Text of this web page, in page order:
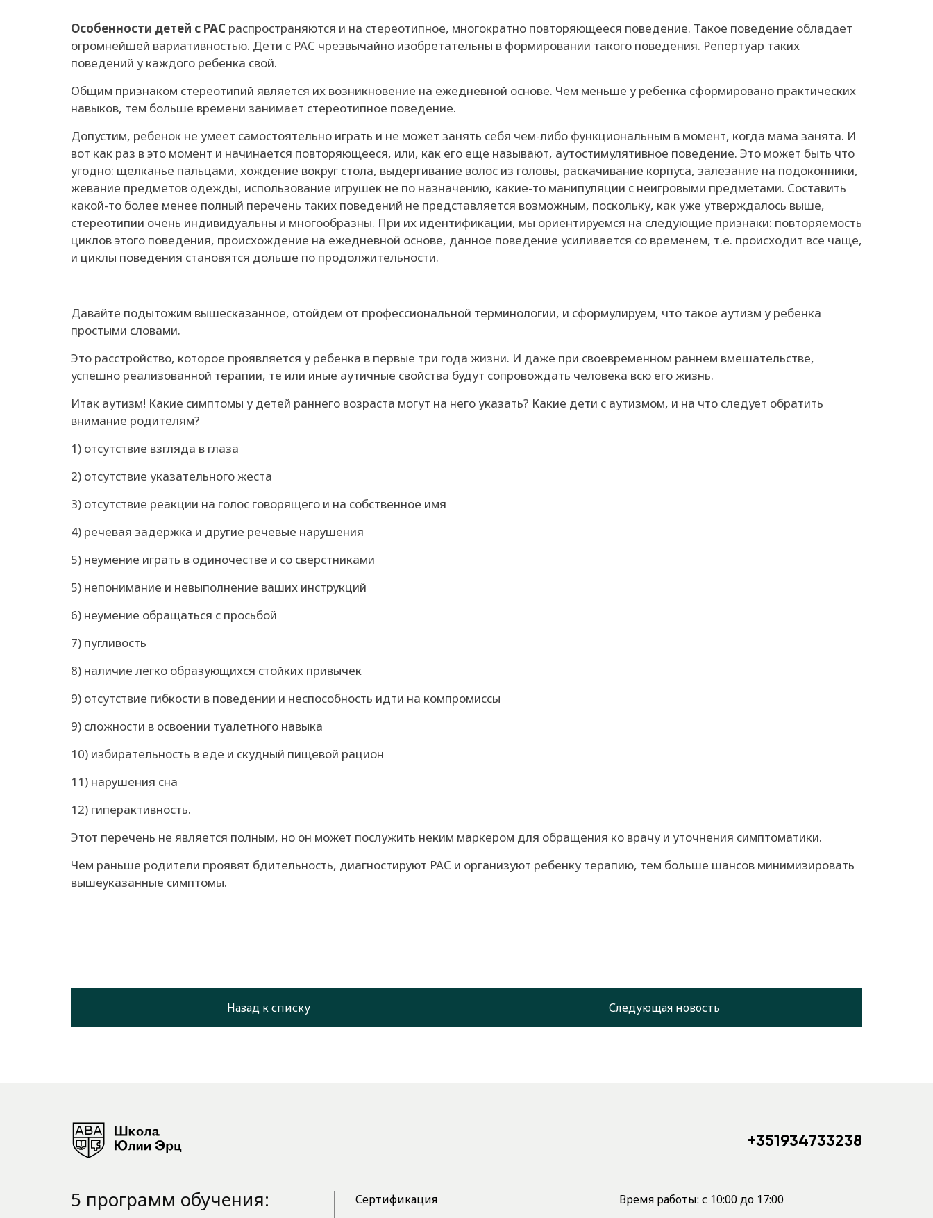
Особенности детей с РАС распространяются и на стереотипное, многократно повторяющееся поведение. Такое поведение обладает
огромнейшей вариативностью. Дети с РАС чрезвычайно изобретательны в формировании такого поведения. Репертуар таких
поведений у каждого ребенка свой.
Общим признаком стереотипий является их возникновение на ежедневной основе. Чем меньше у ребенка сформировано практических
навыков, тем больше времени занимает стереотипное поведение.
Допустим, ребенок не умеет самостоятельно играть и не может занять себя чем-либо функциональным в момент, когда мама занята. И
вот как раз в это момент и начинается повторяющееся, или, как его еще называют, аутостимулятивное поведение. Это может быть что
угодно: щелканье пальцами, хождение вокруг стола, выдергивание волос из головы, раскачивание корпуса, залезание на подоконники,
жевание предметов одежды, использование игрушек не по назначению, какие-то манипуляции с неигровыми предметами. Составить
какой-то более менее полный перечень таких поведений не представляется возможным, поскольку, как уже утверждалось выше,
стереотипии очень индивидуальны и многообразны. При их идентификации, мы ориентируемся на следующие признаки: повторяемость
циклов этого поведения, происхождение на ежедневной основе, данное поведение усиливается со временем, т.е. происходит все чаще,
и циклы поведения становятся дольше по продолжительности.
Давайте подытожим вышесказанное, отойдем от профессиональной терминологии, и сформулируем, что такое аутизм у ребенка
простыми словами.
Это расстройство, которое проявляется у ребенка в первые три года жизни. И даже при своевременном раннем вмешательстве,
успешно реализованной терапии, те или иные аутичные свойства будут сопровождать человека всю его жизнь.
Итак аутизм! Какие симптомы у детей раннего возраста могут на него указать? Какие дети с аутизмом, и на что следует обратить
внимание родителям?
1) отсутствие взгляда в глаза
2) отсутствие указательного жеста
3) отсутствие реакции на голос говорящего и на собственное имя
4) речевая задержка и другие речевые нарушения
5) неумение играть в одиночестве и со сверстниками
5) непонимание и невыполнение ваших инструкций
6) неумение обращаться с просьбой
7) пугливость
8) наличие легко образующихся стойких привычек
9) отсутствие гибкости в поведении и неспособность идти на компромиссы
9) сложности в освоении туалетного навыка
10) избирательность в еде и скудный пищевой рацион
11) нарушения сна
12) гиперактивность.
Этот перечень не является полным, но он может послужить неким маркером для обращения ко врачу и уточнения симптоматики.
Чем раньше родители проявят бдительность, диагностируют РАС и организуют ребенку терапию, тем больше шансов минимизировать
вышеуказанные симптомы.
Назад к списку Следующая новость
+351934733238
5 программ обучения: Сертификация Время работы: с 10:00 до 17:00